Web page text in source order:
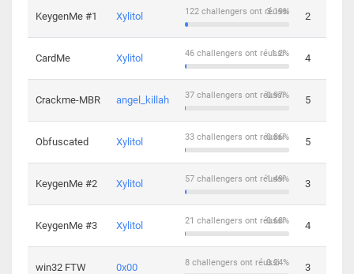
KeygenMe #1 Xylitol 3.19%
122 challengers ont réussi 2
CardMe Xylitol 1.2%
46 challengers ont réussi 4
Crackme-MBR angel_killah 0.97%
37 challengers ont réussi 5
Obfuscated Xylitol 0.86%
33 challengers ont réussi 5
KeygenMe #2 Xylitol 1.49%
57 challengers ont réussi 3
KeygenMe #3 Xylitol 0.68%
21 challengers ont réussi 4
win32 FTW 0x00 0.24%
8 challengers ont réussi 3